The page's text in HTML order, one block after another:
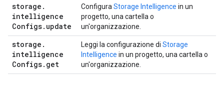
storage .
intelligence
Configs. update
Configura Storage Intelligence in un
progetto, una cartella o
un'organizzazione.
storage .
intelligence
Configs. get
Leggi la configurazione di Storage
Intelligence in un progetto, una cartella o
un'organizzazione.